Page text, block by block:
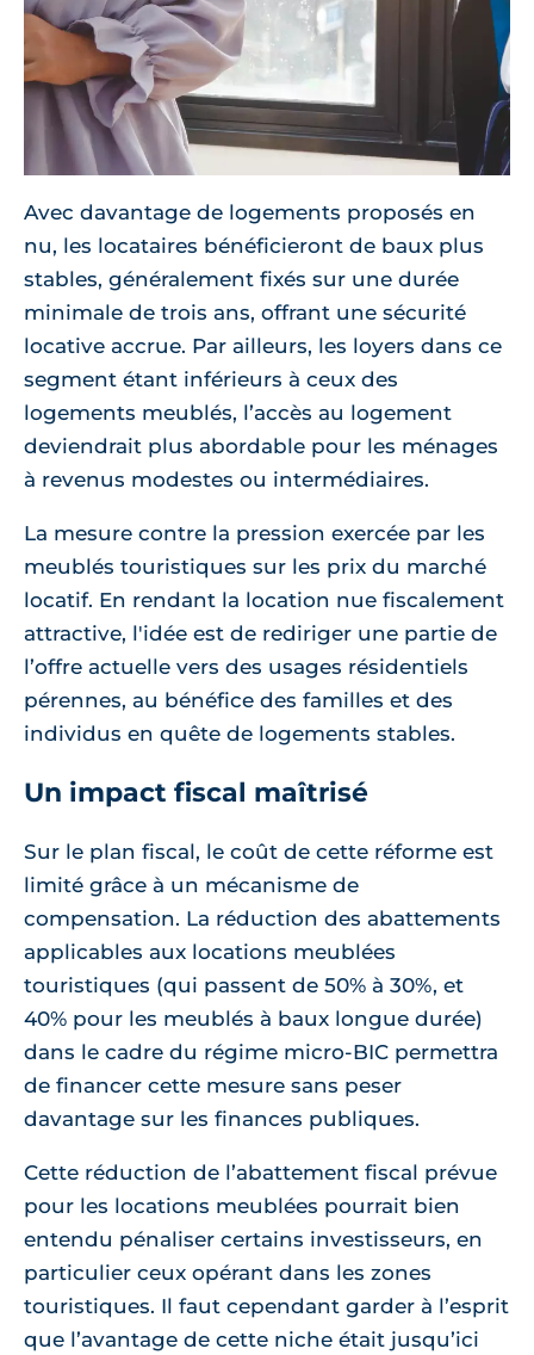
Avec davantage de logements proposés en
nu, les locataires bénéficieront de baux plus
stables, généralement fixés sur une durée
minimale de trois ans, offrant une sécurité
locative accrue. Par ailleurs, les loyers dans ce
segment étant inférieurs à ceux des
logements meublés, l’accès au logement
deviendrait plus abordable pour les ménages
à revenus modestes ou intermédiaires.
La mesure contre la pression exercée par les
meublés touristiques sur les prix du marché
locatif. En rendant la location nue fiscalement
attractive, l'idée est de rediriger une partie de
l’offre actuelle vers des usages résidentiels
pérennes, au bénéfice des familles et des
individus en quête de logements stables.
Un impact fiscal maîtrisé
Sur le plan fiscal, le coût de cette réforme est
limité grâce à un mécanisme de
compensation. La réduction des abattements
applicables aux locations meublées
touristiques (qui passent de 50% à 30%, et
40% pour les meublés à baux longue durée)
dans le cadre du régime micro-BIC permettra
de financer cette mesure sans peser
davantage sur les finances publiques.
Cette réduction de l’abattement fiscal prévue
pour les locations meublées pourrait bien
entendu pénaliser certains investisseurs, en
particulier ceux opérant dans les zones
touristiques. Il faut cependant garder à l’esprit
que l’avantage de cette niche était jusqu’ici